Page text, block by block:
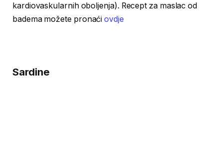
kardiovaskularnih oboljenja). Recept za maslac od
badema možete pronaćiovdje
Sardine